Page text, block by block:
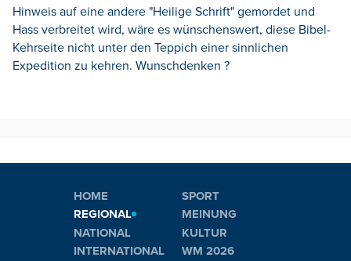
Hinweis auf eine andere "Heilige Schrift" gemordet und
Hass verbreitet wird, wäre es wünschenswert, diese Bibel-
Kehrseite nicht unter den Teppich einer sinnlichen
Expedition zu kehren. Wunschdenken ?
HOME
REGIONAL
NATIONAL
INTERNATIONAL
SPORT
MEINUNG
KULTUR
WM 2026